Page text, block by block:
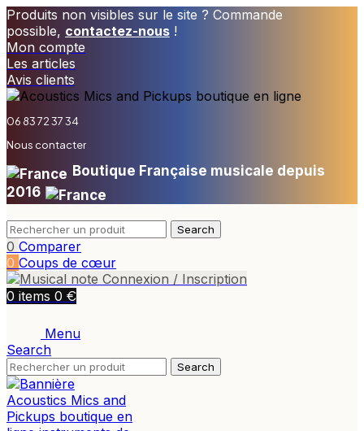
Produits non visibles sur le site ? Commande
possible, contactez-nous !
Mon compte
Les articles
Avis clients
06 83 72 37 34
Nous contacter
Boutique Française musicale depuis
2016
Search
0 Comparer
0 Coups de cœur
Connexion / Inscription
0 items 0 €
Menu
Search
Search